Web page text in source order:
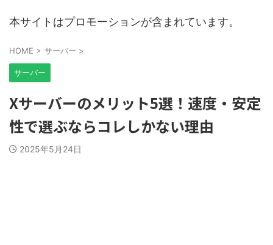
本サイトはプロモーションが含まれています。
HOME > サーバー >
サーバー
Xサーバーのメリット5選！速度・安定
性で選ぶならコレしかない理由
2025年5月24日